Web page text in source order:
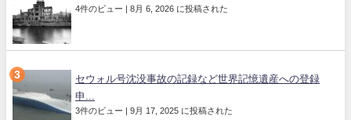
4件のビュー | 8月 6, 2026 に投稿された
セウォル号沈没事故の記録など世界記憶遺産への登録
申...
3件のビュー | 9月 17, 2025 に投稿された